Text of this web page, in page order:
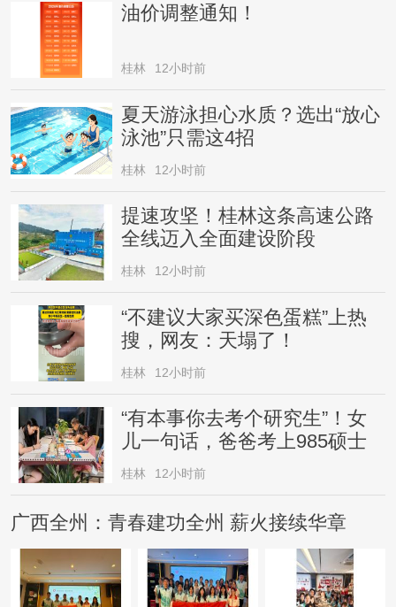
油价调整通知！
桂林 12小时前
夏天游泳担心水质？选出“放心
泳池”只需这4招
桂林 12小时前
提速攻坚！桂林这条高速公路
全线迈入全面建设阶段
桂林 12小时前
“不建议大家买深色蛋糕”上热
搜，网友：天塌了！
桂林 12小时前
“有本事你去考个研究生”！女
儿一句话，爸爸考上985硕士
桂林 12小时前
广西全州：青春建功全州 薪火接续华章